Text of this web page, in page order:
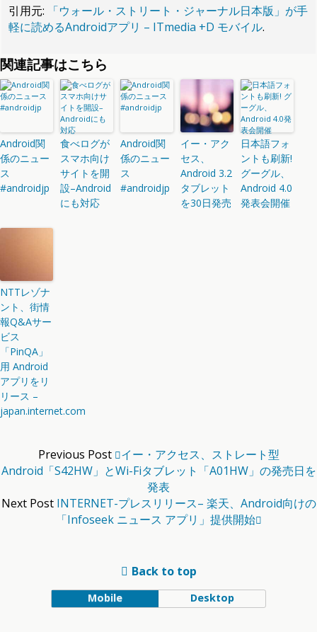
引用元:
「ウォール・ストリート・ジャーナル日本版」が手
軽に読めるAndroidアプリ – ITmedia +D モバイル.
関連記事はこちら
Android関
係のニュー
ス
#androidjp
食べログが
スマホ向け
サイトを開
設–Android
にも対応
Android関
係のニュー
ス
#androidjp
イー・アク
セス、
Android 3.2
タブレット
を30日発売
日本語フォ
ントも刷新!
グーグル、
Android 4.0
発表会開催
NTTレゾナ
ント、街情
報Q&Aサー
ビス
「PinQA」
用 Android
アプリをリ
リース –
japan.internet.com
Previous Post
イー・アクセス、ストレート型
Android「S42HW」とWi-Fiタブレット「A01HW」の発売日を
発表
Next Post INTERNET-プレスリリース– 楽天、Android向けの
「Infoseek ニュース アプリ」提供開始
Back to top
Mobile Desktop